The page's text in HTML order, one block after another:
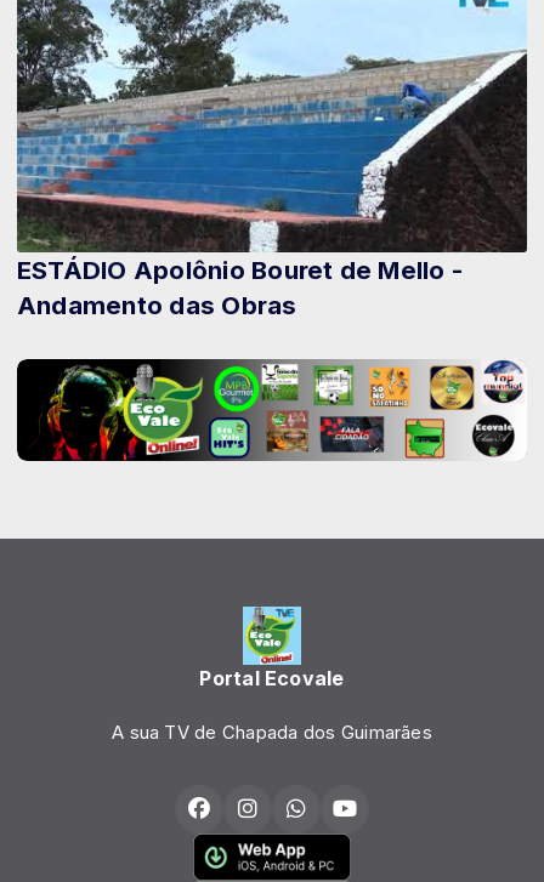
ESTÁDIO Apolônio Bouret de Mello -
Andamento das Obras
Portal Ecovale
A sua TV de Chapada dos Guimarães